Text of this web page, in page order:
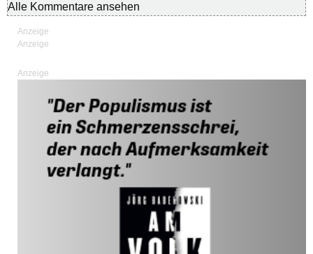
Alle Kommentare ansehen
Anzeige